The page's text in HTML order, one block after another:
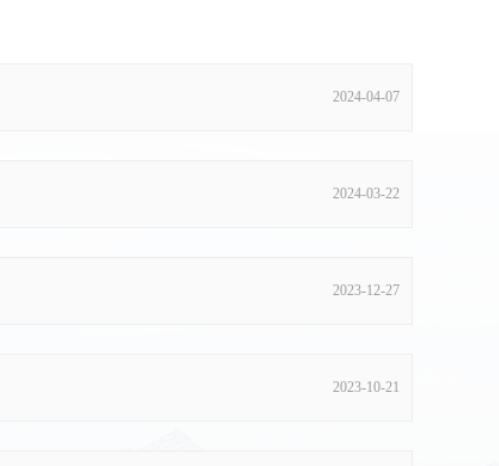
2024-04-07
2024-03-22
2023-12-27
2023-10-21